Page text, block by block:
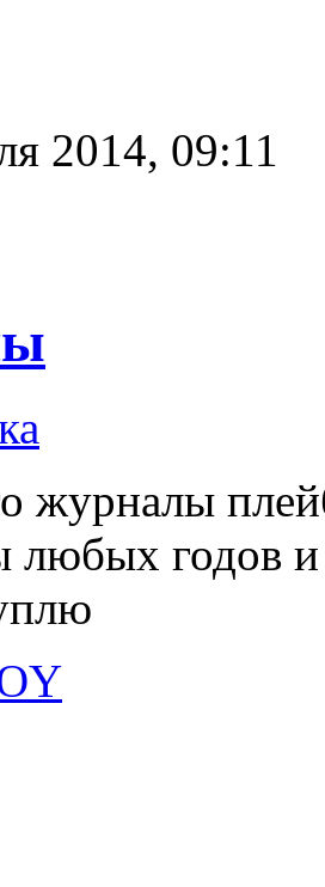
2014, 09:11
журналы
любых годов